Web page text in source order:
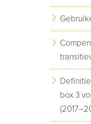
box 3